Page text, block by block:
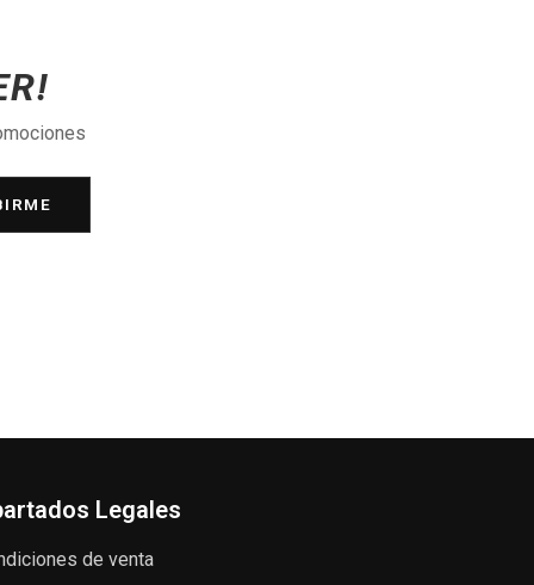
Legales
de venta